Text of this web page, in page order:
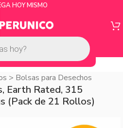
HOY MISMO
> Bolsas para Desechos
Earth Rated, 315
(Pack de 21 Rollos)